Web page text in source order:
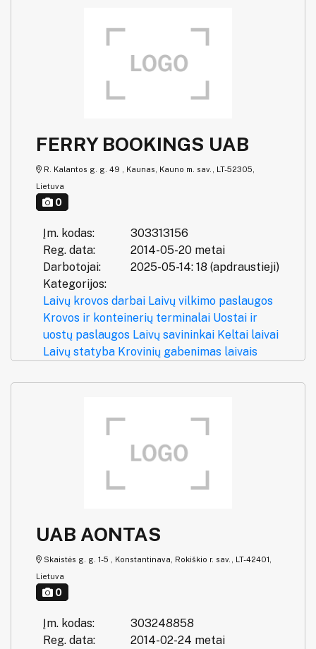
FERRY BOOKINGS UAB
R. Kalantos g. g. 49 , Kaunas, Kauno m. sav., LT-52305,
Lietuva
0
Įm. kodas:
303313156
Reg. data:
2014-05-20 metai
Darbotojai:
2025-05-14: 18 (apdraustieji)
Kategorijos:
Laivų krovos darbai Laivų vilkimo paslaugos
Krovos ir konteinerių terminalai Uostai ir
uostų paslaugos Laivų savininkai Keltai laivai
Laivų statyba Krovinių gabenimas laivais
UAB AONTAS
Skaistės g. g. 1-5 , Konstantinava, Rokiškio r. sav., LT-42401,
Lietuva
0
Įm. kodas:
303248858
Reg. data:
2014-02-24 metai